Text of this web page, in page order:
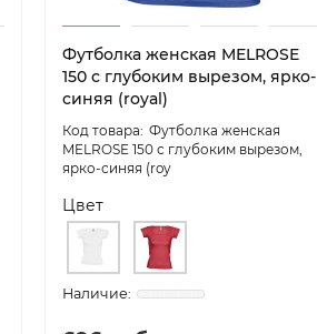
Футболка женская MELROSE
150 с глубоким вырезом, ярко-
синяя (royal)
Футболка женская
MELROSE 150 с глубоким вырезом,
ярко-синяя (roy
Цвет